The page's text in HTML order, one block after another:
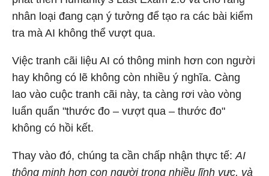
nhân loại đang cạn ý tưởng để tạo ra các bài kiểm
tra mà AI không thể vượt qua.
Việc tranh cãi liệu AI có thông minh hơn con người
hay không có lẽ không còn nhiều ý nghĩa. Càng
lao vào cuộc tranh cãi này, ta càng rơi vào vòng
luẩn quẩn "thước đo – vượt qua – thước đo"
không có hồi kết.
Thay vào đó, chúng ta cần chấp nhận thực tế:AI
thông minh hơn con người trong nhiều lĩnh vực, và